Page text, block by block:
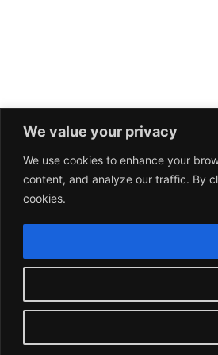
We value your privacy
We use cookies to enhance your
content, and analyze our traffic. By
cookies.